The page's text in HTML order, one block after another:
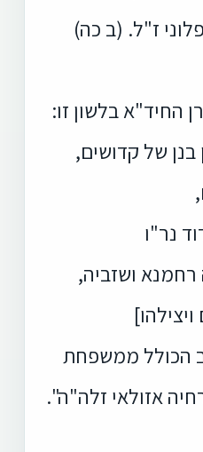
ז"ל. (ב כה)
החיד"א בלשון זו:
של קדושים,
נר"ו
רחמנא ושזביה,
הכולל ממשפחת
אזולאי זלה"ה".